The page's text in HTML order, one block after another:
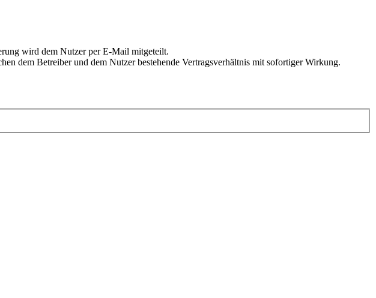
wird dem Nutzer per E-Mail mitgeteilt.
dem Betreiber und dem Nutzer bestehende Vertragsverhältnis mit sofortiger Wirkung.